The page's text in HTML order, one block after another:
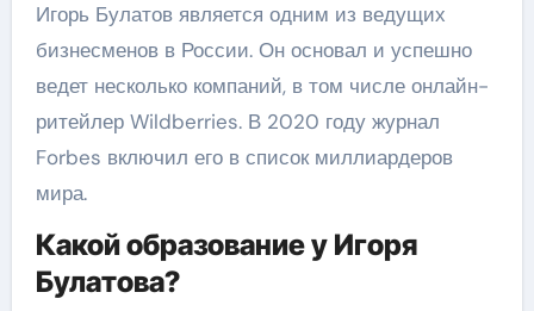
Игорь Булатов является одним из ведущих
бизнесменов в России. Он основал и успешно
ведет несколько компаний, в том числе онлайн-
ритейлер Wildberries. В 2020 году журнал
Forbes включил его в список миллиардеров
мира.
Какой образование у Игоря
Булатова?